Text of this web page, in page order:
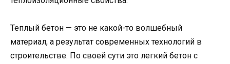
Теплый бетон — это не какой-то волшебный
материал, а результат современных технологий в
строительстве. По своей сути это легкий бетон с